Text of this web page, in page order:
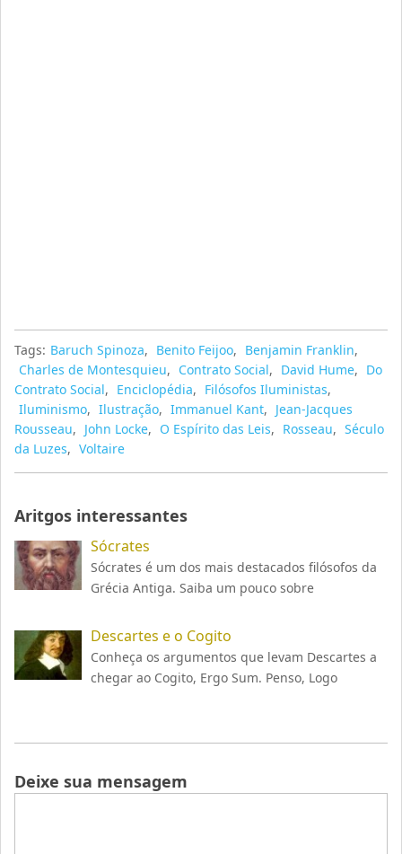
Tags: Baruch Spinoza, Benito Feijoo, Benjamin Franklin,
Charles de Montesquieu, Contrato Social, David Hume, Do
Contrato Social, Enciclopédia, Filósofos Iluministas,
Iluminismo, Ilustração, Immanuel Kant, Jean-Jacques
Rousseau, John Locke, O Espírito das Leis, Rosseau, Século
da Luzes, Voltaire
Aritgos interessantes
Sócrates
Sócrates é um dos mais destacados filósofos da
Grécia Antiga. Saiba um pouco sobre
Descartes e o Cogito
Conheça os argumentos que levam Descartes a
chegar ao Cogito, Ergo Sum. Penso, Logo
Deixe sua mensagem